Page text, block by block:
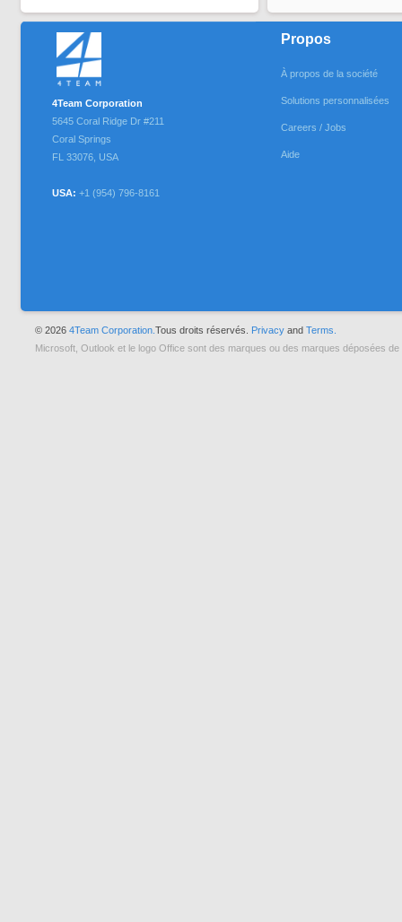
4Team Corporation
5645 Coral Ridge Dr #211
Coral Springs
FL 33076 USA
USA: +1 (954) 796-8161
Propos
À propos de la société
Solutions personnalisées
Careers / Jobs
Aide
© 2026 4Team Corporation. Tous droits réservés. Privacy and Terms.
Microsoft, Outlook et le logo Office sont des marques ou des marques déposées